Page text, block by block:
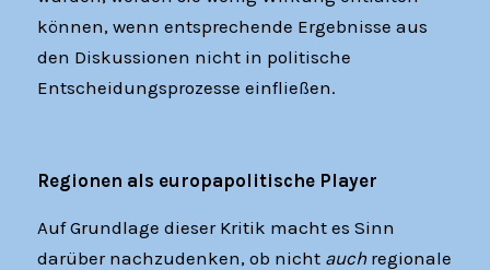
können, wenn entsprechende Ergebnisse aus
den Diskussionen nicht in politische
Entscheidungsprozesse einfließen.
Regionen als europapolitische Player
Auf Grundlage dieser Kritik macht es Sinn
darüber nachzudenken, ob nicht auchregionale